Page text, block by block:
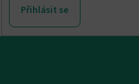
Přihlásit se